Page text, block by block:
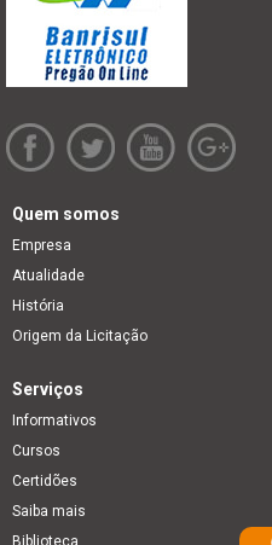
Quem somos
Empresa
Atualidade
História
Origem da Licitação
Serviços
Informativos
Cursos
Certidões
Saiba mais
Biblioteca